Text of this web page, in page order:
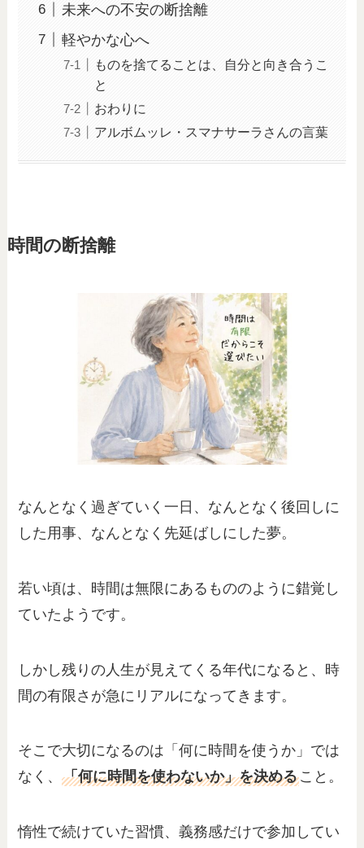
未来への不安の断捨離
軽やかな心へ
ものを捨てることは、自分と向き合うこ
と
おわりに
アルボムッレ・スマナサーラさんの言葉
時間の断捨離
なんとなく過ぎていく一日、なんとなく後回しに
した用事、なんとなく先延ばしにした夢。
若い頃は、時間は無限にあるもののように錯覚し
ていたようです。
しかし残りの人生が見えてくる年代になると、時
間の有限さが急にリアルになってきます。
そこで大切になるのは「何に時間を使うか」では
なく、「何に時間を使わないか」を決めること。
惰性で続けていた習慣、義務感だけで参加してい